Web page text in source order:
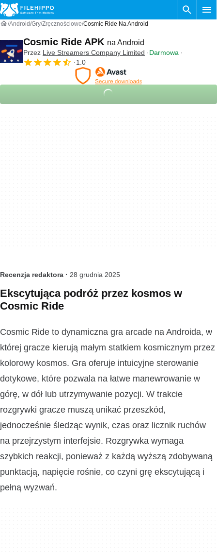
Android Gry Zręcznościowe Cosmic Ride Na Android
Cosmic Ride APK na Android
Przez Live Streamers Company Limited
Darmowa
1.0
Recenzja redaktora · 28 grudnia 2025
Ekscytująca podróż przez kosmos w
Cosmic Ride
Cosmic Ride to dynamiczna gra arcade na Androida, w
której gracze kierują małym statkiem kosmicznym przez
kolorowy kosmos. Gra oferuje intuicyjne sterowanie
dotykowe, które pozwala na łatwe manewrowanie w
górę, w dół lub utrzymywanie pozycji. W trakcie
rozgrywki gracze muszą unikać przeszkód,
jednocześnie śledząc wynik, czas oraz licznik ruchów
na przejrzystym interfejsie. Rozgrywka wymaga
szybkich reakcji, ponieważ z każdą wyższą zdobywaną
punktacją, napięcie rośnie, co czyni grę ekscytującą i
pełną wyzwań.